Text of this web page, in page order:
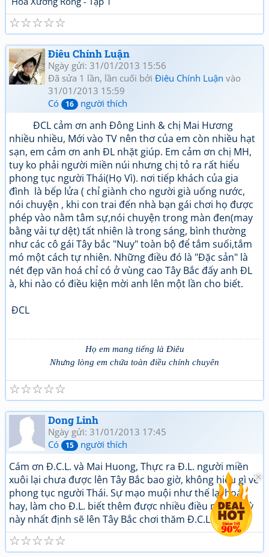
☆
☆
☆
☆
☆
Điêu Chính Luận
Ngày gửi: 31/01/2013 15:56
Đã sửa 1 lần, lần cuối bởi Điêu Chính Luận vào
31/01/2013 15:59
Có
16 người thích
ĐCL cảm ơn anh Đông Linh & chị Mai Hương
nhiều nhiều, Mới vào TV nên thơ của em còn nhiều hạt
sạn, em cảm ơn anh ĐL nhặt giúp. Em cảm ơn chị MH,
tuy ko phải người miền núi nhưng chị tỏ ra rất hiểu
phong tục người Thái(Họ Vì). nơi tiếp khách của gia
đình là bếp lửa ( chỉ giành cho người già uống nước,
nói chuyện , khi con trai đến nhà bạn gái chơi họ được
phép vào nằm tâm sự,nói chuyện trong màn đen(may
bằng vải tự dệt) tất nhiên là trong sáng, bình thường
như các cô gái Tây bắc "Nuy" toàn bộ để tắm suối,tắm
mó một cách tự nhiên. Những điều đó là "Đặc sản" là
nét đẹp văn hoá chỉ có ở vùng cao Tây Bắc đấy anh ĐL
à, khi nào có điều kiện mời anh lên một lần cho biết.
ĐCL
Họ em mang tiếng là Điêu
Nhưng lòng em chứa toàn điều chính chuyên
☆
☆
☆
☆
☆
Dong Linh
Ngày gửi: 31/01/2013 17:45
Có
15 người thích
Cám ơn Đ.C.L. và Mai Huong, Thực ra Đ.L. người miền
xuôi lại chưa được lên Tây Bắc bao giờ, không hiểu gì về
phong tục người Thái. Sự mạo muội như thế lại hoá
hay, làm cho Đ.L. biết thêm được nhiều điều mới lạ. Kỳ
này nhất định sẽ lên Tây Bắc chơi thăm Đ.C.L.
☆
☆
☆
☆
☆